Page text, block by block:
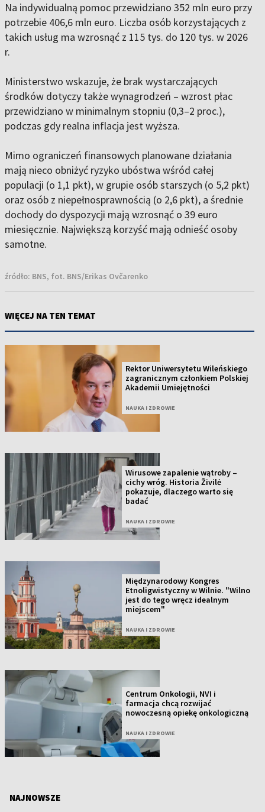
Na indywidualną pomoc przewidziano 352 mln euro przy
potrzebie 406,6 mln euro. Liczba osób korzystających z
takich usług ma wzrosnąć z 115 tys. do 120 tys. w 2026
r.
Ministerstwo wskazuje, że brak wystarczających
środków dotyczy także wynagrodzeń – wzrost płac
przewidziano w minimalnym stopniu (0,3–2 proc.),
podczas gdy realna inflacja jest wyższa.
Mimo ograniczeń finansowych planowane działania
mają nieco obniżyć ryzyko ubóstwa wśród całej
populacji (o 1,1 pkt), w grupie osób starszych (o 5,2 pkt)
oraz osób z niepełnosprawnością (o 2,6 pkt), a średnie
dochody do dyspozycji mają wzrosnąć o 39 euro
miesięcznie. Największą korzyść mają odnieść osoby
samotne.
źródło: BNS, fot. BNS/Erikas Ovčarenko
WIĘCEJ NA TEN TEMAT
Rektor Uniwersytetu Wileńskiego
zagranicznym członkiem Polskiej
Akademii Umiejętności
NAUKA I ZDROWIE
Wirusowe zapalenie wątroby –
cichy wróg. Historia Živilė
pokazuje, dlaczego warto się
badać
NAUKA I ZDROWIE
Międzynarodowy Kongres
Etnoligwistyczny w Wilnie. "Wilno
jest do tego wręcz idealnym
miejscem"
NAUKA I ZDROWIE
Centrum Onkologii, NVI i
farmacja chcą rozwijać
nowoczesną opiekę onkologiczną
NAUKA I ZDROWIE
NAJNOWSZE